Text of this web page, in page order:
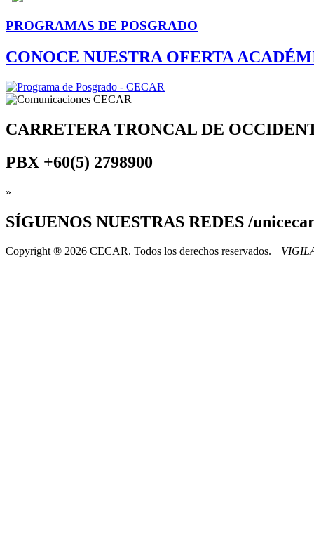
PROGRAMAS DE POSGRADO
CONOCE NUESTRA OFERTA
CARRETERA TRONCAL DE
PBX +60(5) 2798900
»
SÍGUENOS NUESTRAS REDES /
Copyright ® 2026 CECAR. Todos los derechos reservados.